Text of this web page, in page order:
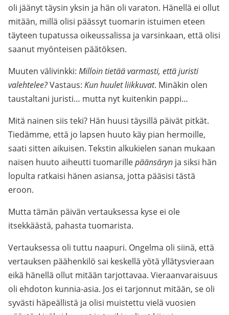
oli jäänyt täysin yksin ja hän oli varaton. Hänellä ei ollut
mitään, millä olisi päässyt tuomarin istuimen eteen
täyteen tupatussa oikeussalissa ja varsinkaan, että olisi
saanut myönteisen päätöksen.
Muuten välivinkki: Milloin tietää varmasti, että juristi
valehtelee?Vastaus: Kun huulet liikkuvat. Minäkin olen
taustaltani juristi… mutta nyt kuitenkin pappi…
Mitä nainen siis teki? Hän huusi täysillä päivät pitkät.
Tiedämme, että jo lapsen huuto käy pian hermoille,
saati sitten aikuisen. Tekstin alkukielen sanan mukaan
naisen huuto aiheutti tuomarillepäänsäryn ja siksi hän
lopulta ratkaisi hänen asiansa, jotta pääsisi tästä
eroon.
Mutta tämän päivän vertauksessa kyse ei ole
itsekkäästä, pahasta tuomarista.
Vertauksessa oli tuttu naapuri. Ongelma oli siinä, että
vertauksen päähenkilö sai keskellä yötä yllätysvieraan
eikä hänellä ollut mitään tarjottavaa. Vieraanvaraisuus
oli ehdoton kunnia-asia. Jos ei tarjonnut mitään, se oli
syvästi häpeällistä ja olisi muistettu vielä vuosien